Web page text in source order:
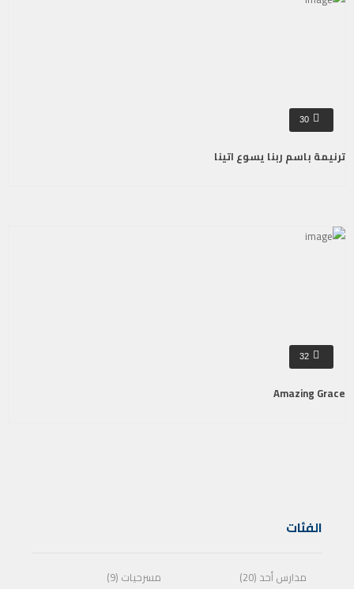
30
ترنيمة باسم ربنا يسوع اتينا
32
Amazing Grace
الفئات
مسرحيات (9)
مدارس أحد (20)